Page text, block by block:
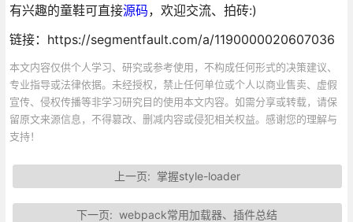
有兴趣的童鞋可直接源码，欢迎交流、拍砖:)
链接：https://segmentfault.com/a/1190000020607036
本文内容仅供个人学习、研究或参考使用，不构成任何形式的决策建议、
专业指导或法律依据。未经授权，禁止任何单位或个人以商业售卖、虚假
宣传、侵权传播等非学习研究目的使用本文内容。如需分享或转载，请保
留原文来源信息，不得篡改、删减内容或侵犯相关权益。感谢您的理解与
支持！
上一页: 掌握style-loader
下一页:webpack常用加载器、插件总结